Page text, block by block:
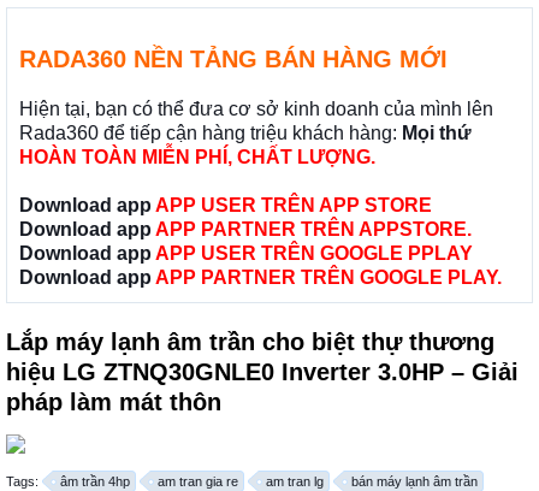
RADA360 NỀN TẢNG BÁN HÀNG MỚI
Hiện tại, bạn có thể đưa cơ sở kinh doanh của mình lên
Rada360 để tiếp cận hàng triệu khách hàng: Mọi thứ
HOÀN TOÀN MIỄN PHÍ, CHẤT LƯỢNG.
Download app APP USER TRÊN APP STORE
Download app APP PARTNER TRÊN APPSTORE.
Download app APP USER TRÊN GOOGLE PPLAY
Download app APP PARTNER TRÊN GOOGLE PLAY.
Lắp máy lạnh âm trần cho biệt thự thương
hiệu LG ZTNQ30GNLE0 Inverter 3.0HP – Giải
pháp làm mát thôn
Tags: âm trần 4hp am tran gia re am tran lg
bán máy lạnh âm trần